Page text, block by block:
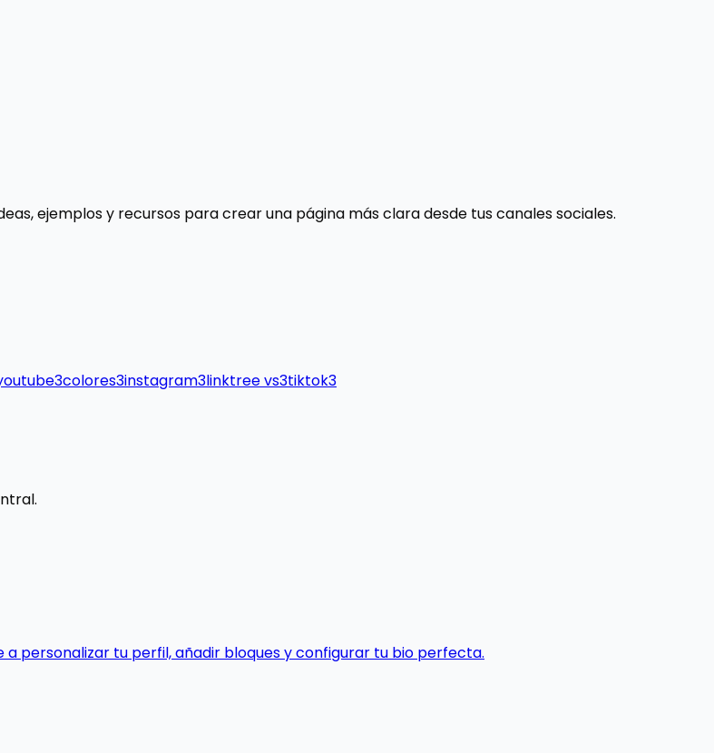
ejemplos y recursos para crear una página más clara desde tus canales sociales.
3colores3instagram3linktree vs3tiktok3
personalizar tu perfil, añadir bloques y configurar tu bio perfecta.